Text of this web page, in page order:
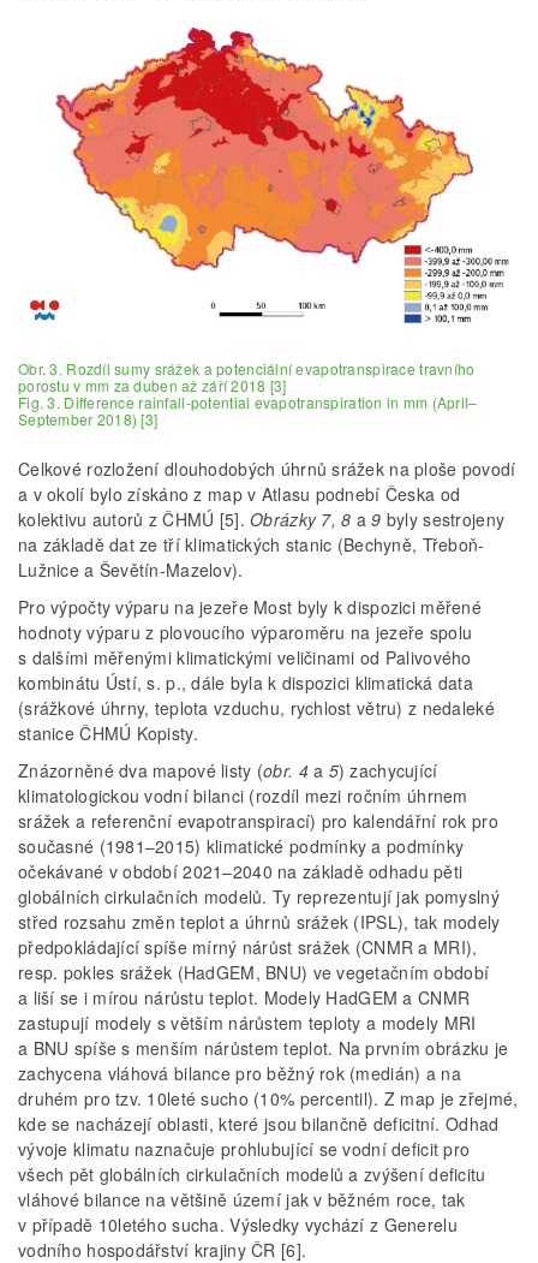
Obr. 3. Rozdíl sumy srážek a potenciální evapotranspirace travního
porostu v mm za duben až září 2018 [3]
Fig. 3. Difference rainfall-potential evapotranspiration in mm (April–
September 2018) [3]
Celkové rozložení dlouhodobých úhrnů srážek na ploše povodí
a v okolí bylo získáno z map v Atlasu podnebí Česka od
kolektivu autorů z ČHMÚ [5].Obrázky 7, 8 a9 byly sestrojeny
na základě dat ze tří klimatických stanic (Bechyně, Třeboň-
Lužnice a Ševětín-Mazelov).
Pro výpočty výparu na jezeře Most byly k dispozici měřené
hodnoty výparu z plovoucího výparoměru na jezeře spolu
s dalšími měřenými klimatickými veličinami od Palivového
kombinátu Ústí, s. p., dále byla k dispozici klimatická data
(srážkové úhrny, teplota vzduchu, rychlost větru) z nedaleké
stanice ČHMÚ Kopisty.
Znázorněné dva mapové listy (obr. 4a 5) zachycující
klimatologickou vodní bilanci (rozdíl mezi ročním úhrnem
srážek a referenční evapotranspirací) pro kalendářní rok pro
současné (1981–2015) klimatické podmínky a podmínky
očekávané v období 2021–2040 na základě odhadu pěti
globálních cirkulačních modelů. Ty reprezentují jak pomyslný
střed rozsahu změn teplot a úhrnů srážek (IPSL), tak modely
předpokládající spíše mírný nárůst srážek (CNMR a MRI),
resp. pokles srážek (HadGEM, BNU) ve vegetačním období
a liší se i mírou nárůstu teplot. Modely HadGEM a CNMR
zastupují modely s větším nárůstem teploty a modely MRI
a BNU spíše s menším nárůstem teplot. Na prvním obrázku je
zachycena vláhová bilance pro běžný rok (medián) a na
druhém pro tzv. 10leté sucho (10% percentil). Z map je zřejmé,
kde se nacházejí oblasti, které jsou bilančně deficitní. Odhad
vývoje klimatu naznačuje prohlubující se vodní deficit pro
všech pět globálních cirkulačních modelů a zvýšení deficitu
vláhové bilance na většině území jak v běžném roce, tak
v případě 10letého sucha. Výsledky vychází z Generelu
vodního hospodářství krajiny ČR [6].